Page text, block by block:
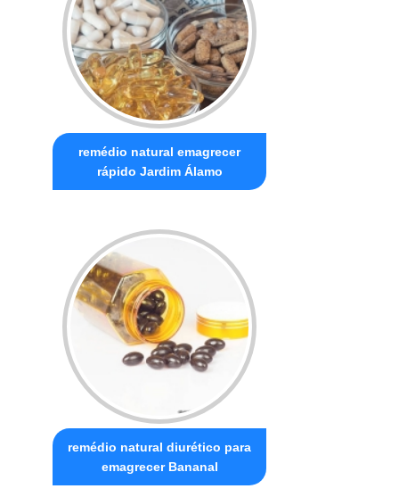
remédio natural emagrecer
rápido Jardim Álamo
remédio natural diurético para
emagrecer Bananal